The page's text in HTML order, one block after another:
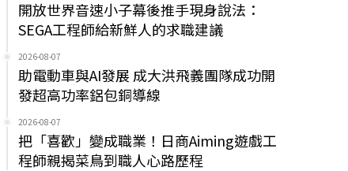
開放世界音速小子幕後推手現身說法：
SEGA工程師給新鮮人的求職建議
2026-08-07
助電動車與AI發展 成大洪飛義團隊成功開
發超高功率鋁包銅導線
2026-08-07
把「喜歡」變成職業！日商Aiming遊戲工
程師親揭菜鳥到職人心路歷程